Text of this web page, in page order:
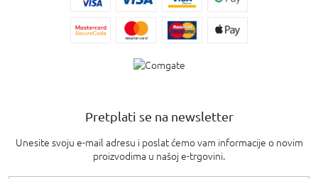
Pretplati se na newsletter
Unesite svoju e-mail adresu i poslat ćemo vam informacije o novim
proizvodima u našoj e-trgovini.